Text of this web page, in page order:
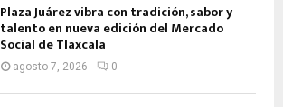
Plaza Juárez vibra con tradición, sabor y
talento en nueva edición del Mercado
Social de Tlaxcala
agosto 7, 2026 0